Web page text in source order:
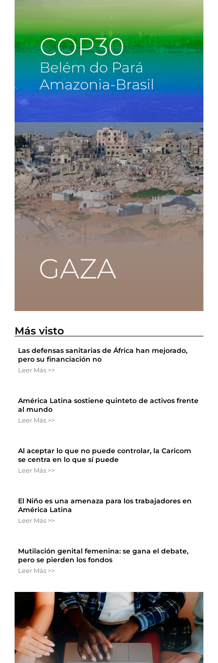
Más visto
Las defensas sanitarias de África han mejorado,
pero su financiación no
Leer Más >>
América Latina sostiene quinteto de activos frente
al mundo
Leer Más >>
Al aceptar lo que no puede controlar, la Caricom
se centra en lo que sí puede
Leer Más >>
El Niño es una amenaza para los trabajadores en
América Latina
Leer Más >>
Mutilación genital femenina: se gana el debate,
pero se pierden los fondos
Leer Más >>